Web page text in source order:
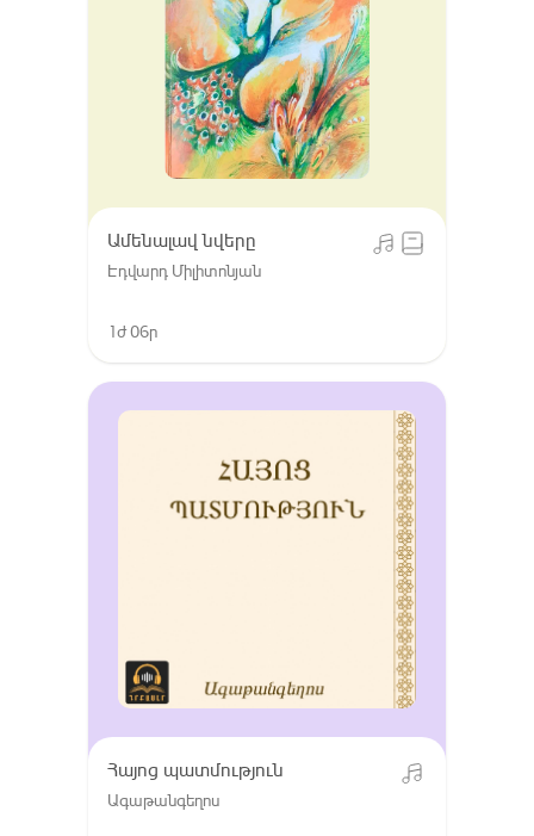
Ամենալավ նվերը
Էդվարդ Միլիտոնյան
1ժ 06ր
Հայոց պատմություն
Ագաթանգեղոս